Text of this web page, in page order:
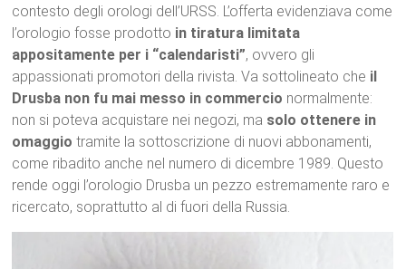
contesto degli orologi dell’URSS. L’offerta evidenziava come
l’orologio fosse prodotto in tiratura limitata
appositamente per i “calendaristi”, ovvero gli
appassionati promotori della rivista. Va sottolineato che il
Drusba non fu mai messo in commercio normalmente:
non si poteva acquistare nei negozi, ma solo ottenere in
omaggio tramite la sottoscrizione di nuovi abbonamenti,
come ribadito anche nel numero di dicembre 1989. Questo
rende oggi l’orologio Drusba un pezzo estremamente raro e
ricercato, soprattutto al di fuori della Russia.